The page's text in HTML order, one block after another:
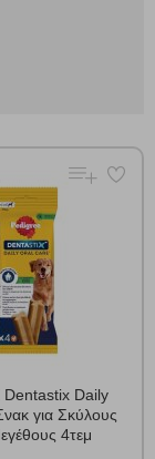
Dentastix Daily
για Σκύλους
4τεμ